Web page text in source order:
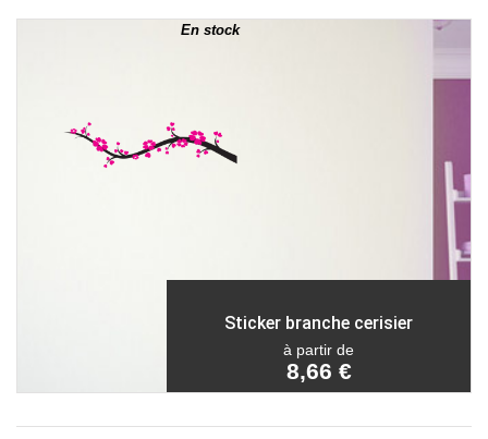
En stock
Sticker branche cerisier
à partir de
8,66 €